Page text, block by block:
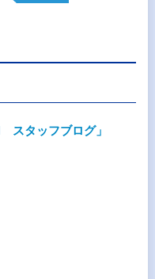
スタッフブログ」